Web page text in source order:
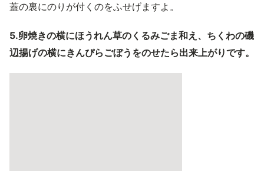
蓋の裏にのりが付くのをふせげますよ。
5.卵焼きの横にほうれん草のくるみごま和え、ちくわの磯
辺揚げの横にきんぴらごぼうをのせたら出来上がりです。